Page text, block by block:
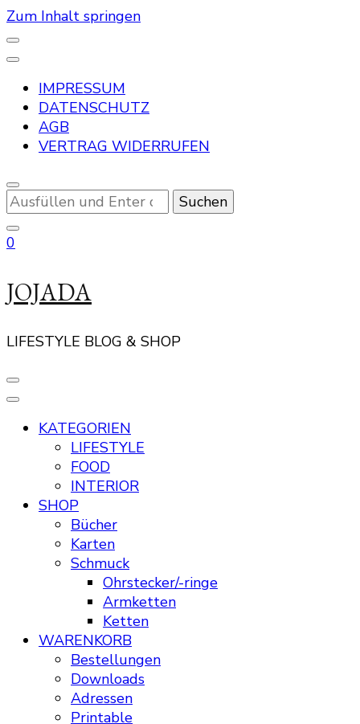
Zum Inhalt springen
IMPRESSUM
DATENSCHUTZ
AGB
VERTRAG WIDERRUFEN
Suchst
du
nach
0
JOJADA
LIFESTYLE BLOG & SHOP
KATEGORIEN
LIFESTYLE
FOOD
INTERIOR
SHOP
Bücher
Karten
Schmuck
Ohrstecker/-ringe
Armketten
Ketten
WARENKORB
Bestellungen
Downloads
Adressen
Printable